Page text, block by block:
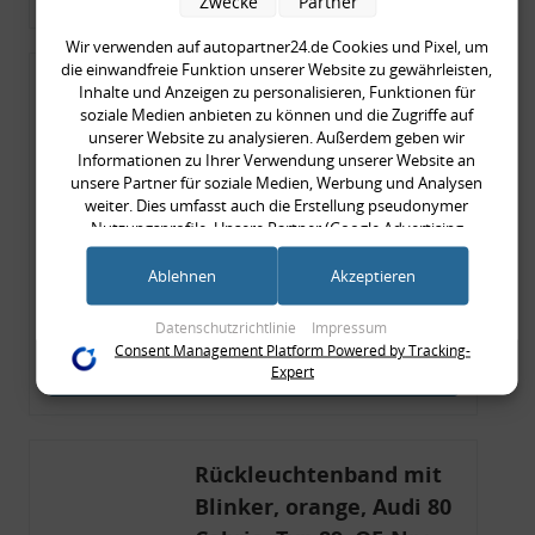
Rückleuchtenband mit
Blinker, rot, US-Ecken,
Audi 80 Cabrio, Typ 89,
OE-Nr.: 8G0945225 +
8G0945225C
999,99 €
inkl. gesetzl. MwSt., zzgl.Versandkosten
Merkzettel
Zum Artikel
Rückleuchtenband mit
Blinker, orange, Audi 80
Wir verwenden auf autopartner24.de Cookies und Pixel, um
die einwandfreie Funktion unserer Website zu gewährleisten,
Inhalte und Anzeigen zu personalisieren, Funktionen für
soziale Medien anbieten zu können und die Zugriffe auf
unserer Website zu analysieren. Außerdem geben wir
Informationen zu Ihrer Verwendung unserer Website an
unsere Partner für soziale Medien, Werbung und Analysen
weiter. Dies umfasst auch die Erstellung pseudonymer
Nutzungsprofile. Unsere Partner (Google Advertising
Products) führen diese Informationen möglicherweise mit
weiteren Daten zusammen, die Sie ihnen bereitgestellt haben
im Rahmen Ihrer Nutzung der Dienste gesammelt haben
(bspw. Nutzungsdaten anderer Geräte). Ihre Einwilligung zur
Nutzung von Cookies und Pixeln können Sie jederzeit
widerrufen, indem Sie auf den Datenschutz-Button links
Zwecke der Datenverarbeitung durch unsere Partner:
Speichern von oder Zugriff auf Informationen auf einem Endgerät
Verwendung reduzierter Daten zur Auswahl von Werbeanzeigen
Datenschutzrichtlinie Impressum
Ablehnen Akzeptieren
Consent Management Platform Powered by Tracking-
Expert